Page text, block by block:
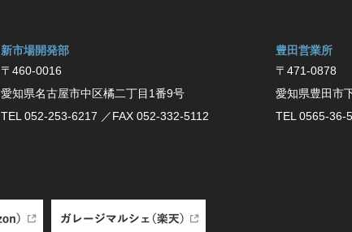
新市場開発部
〒460-0016
愛知県名古屋市中区橘二丁目1番9号
TEL 052-253-6217 ／FAX 052-332-5112
豊⽥営業所
〒471-0878
愛知県豊⽥市
TEL 0565-36-